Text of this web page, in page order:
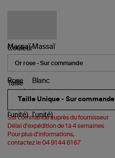
l'unité)
Couleur
Taille
Taille Unique - Sur commande
Sur commande auprès du fournisseur
Délai d'expédition de 1 à 4 semaines
Pour plus d'informations,
contactez le 04 91 44 61 67